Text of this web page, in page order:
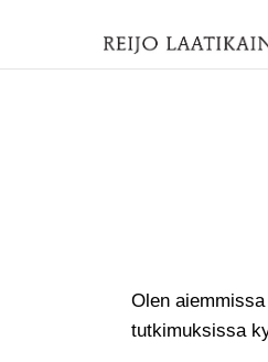
Olen
tutkimuksissa